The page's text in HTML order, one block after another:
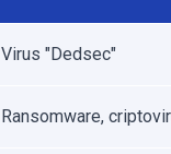
Virus "Dedsec"
Ransomware,